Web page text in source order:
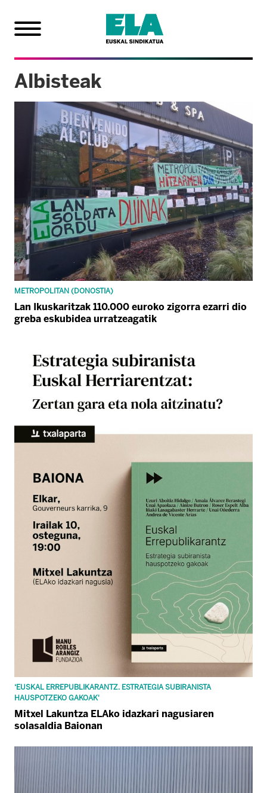
Albisteak
METROPOLITAN (DONOSTIA)
Lan Ikuskaritzak 110.000 euroko zigorra ezarri dio
greba eskubidea urratzeagatik
‘EUSKAL ERREPUBLIKARANTZ. ESTRATEGIA SUBIRANISTA
HAUSPOTZEKO GAKOAK'
Mitxel Lakuntza ELAko idazkari nagusiaren
solasaldia Baionan